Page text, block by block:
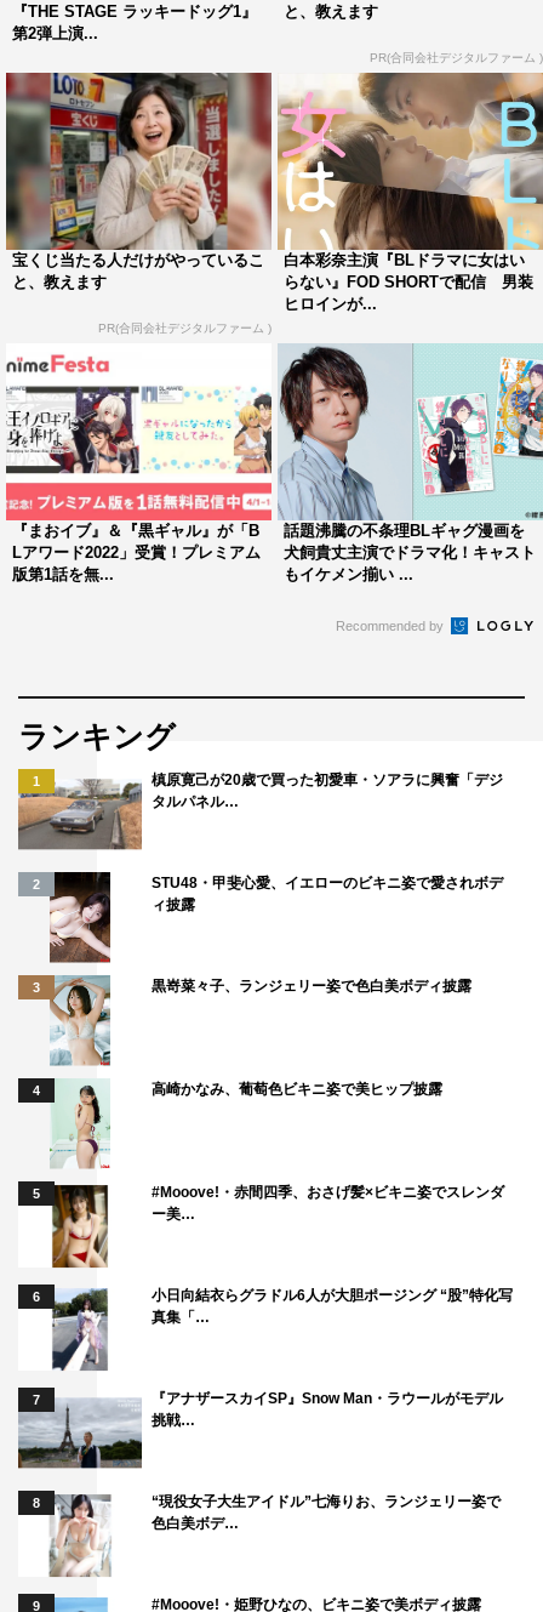
ステージ
『THE STAGE ラッキードッグ1』
第2弾上演...
と、教えます
PR(合同会社デジタルファーム )
宝くじ当たる人だけがやっているこ
と、教えます
PR(合同会社デジタルファーム )
白本彩奈主演『BLドラマに女はい
らない』FOD SHORTで配信 男装
ヒロインが...
『まおイブ』＆『黒ギャル』が「B
Lアワード2022」受賞！プレミアム
版第1話を無...
話題沸騰の不条理BLギャグ漫画を
犬飼貴丈主演でドラマ化！キャスト
もイケメン揃い ...
Recommended by
ランキング
1
槙原寛己が20歳で買った初愛車・ソアラに興奮「デジ
タルパネル…
2
STU48・甲斐心愛、イエローのビキニ姿で愛されボデ
ィ披露
3 黒嵜菜々子、ランジェリー姿で色白美ボディ披露
4 高崎かなみ、葡萄色ビキニ姿で美ヒップ披露
5
#Mooove!・赤間四季、おさげ髪×ビキニ姿でスレンダ
ー美…
6
小日向結衣らグラドル6人が大胆ポージング “股”特化写
真集「…
7
『アナザースカイSP』Snow Man・ラウールがモデル
挑戦…
8
“現役女子大生アイドル”七海りお、ランジェリー姿で
色白美ボデ…
9 #Mooove!・姫野ひなの、ビキニ姿で美ボディ披露